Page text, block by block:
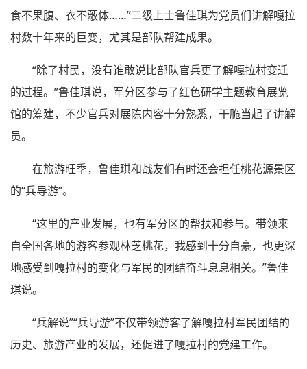
食不果腹、衣不蔽体……”二级上士鲁佳琪为党员们讲解嘎拉
村数十年来的巨变，尤其是部队帮建成果。
“除了村民，没有谁敢说比部队官兵更了解嘎拉村变迁
的过程。”鲁佳琪说，军分区参与了红色研学主题教育展览
馆的筹建，不少官兵对展陈内容十分熟悉，干脆当起了讲解
员。
在旅游旺季，鲁佳琪和战友们有时还会担任桃花源景区
的“兵导游”。
“这里的产业发展，也有军分区的帮扶和参与。带领来
自全国各地的游客参观林芝桃花，我感到十分自豪，也更深
地感受到嘎拉村的变化与军民的团结奋斗息息相关。”鲁佳
琪说。
“兵解说”“兵导游”不仅带领游客了解嘎拉村军民团结的
历史、旅游产业的发展，还促进了嘎拉村的党建工作。